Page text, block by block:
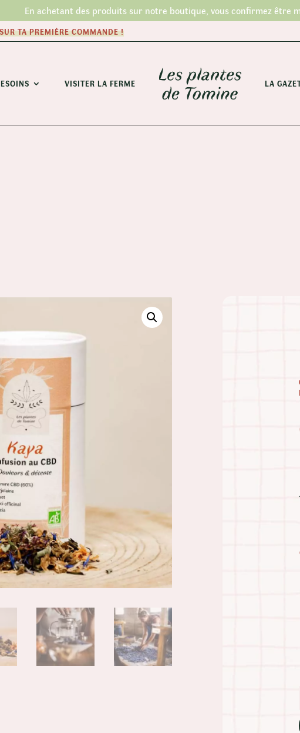
En achetant des produits sur notre boutique, vous confirmez être
TA PREMIÈRE COMMANDE !
VISITER LA FERME LA